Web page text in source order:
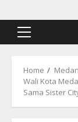
Primary
Home
Medan
Wali Kota
Sama Sister